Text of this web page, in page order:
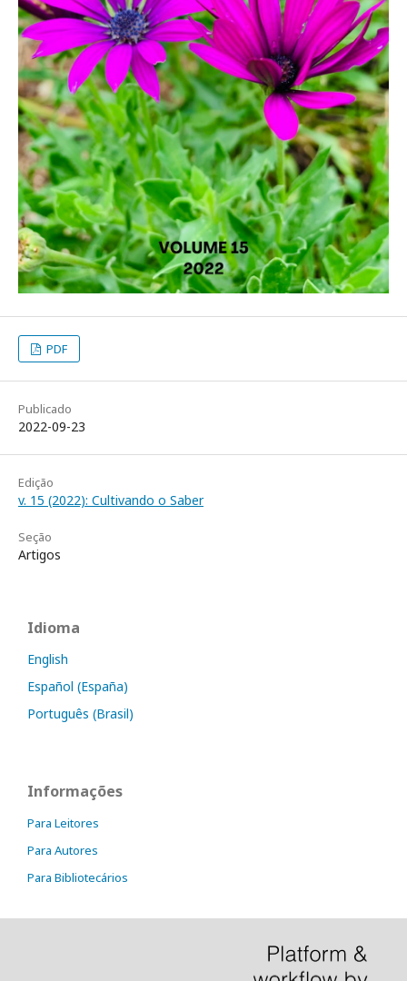
PDF
Publicado
2022-09-23
Edição
v. 15 (2022): Cultivando o Saber
Seção
Artigos
Idioma
English
Español (España)
Português (Brasil)
Informações
Para Leitores
Para Autores
Para Bibliotecários